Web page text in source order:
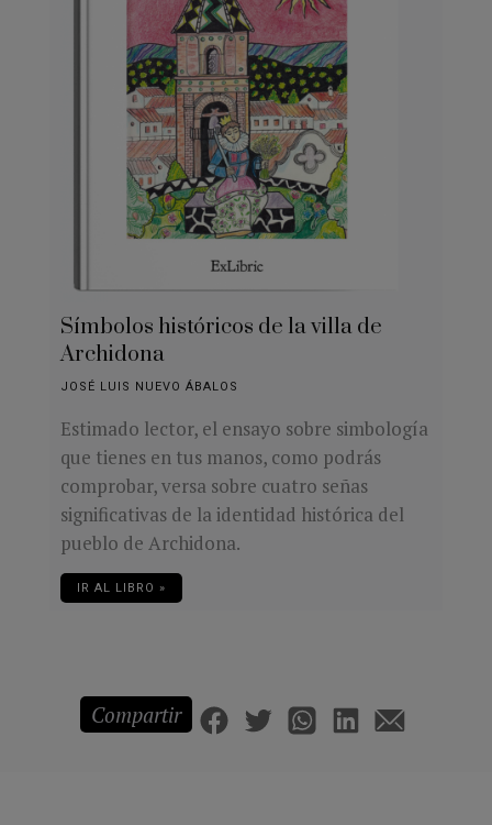
Símbolos históricos de la villa de
Archidona
JOSÉ LUIS NUEVO ÁBALOS
Estimado lector, el ensayo sobre simbología
que tienes en tus manos, como podrás
comprobar, versa sobre cuatro señas
significativas de la identidad histórica del
pueblo de Archidona.
IR AL LIBRO »
Compartir